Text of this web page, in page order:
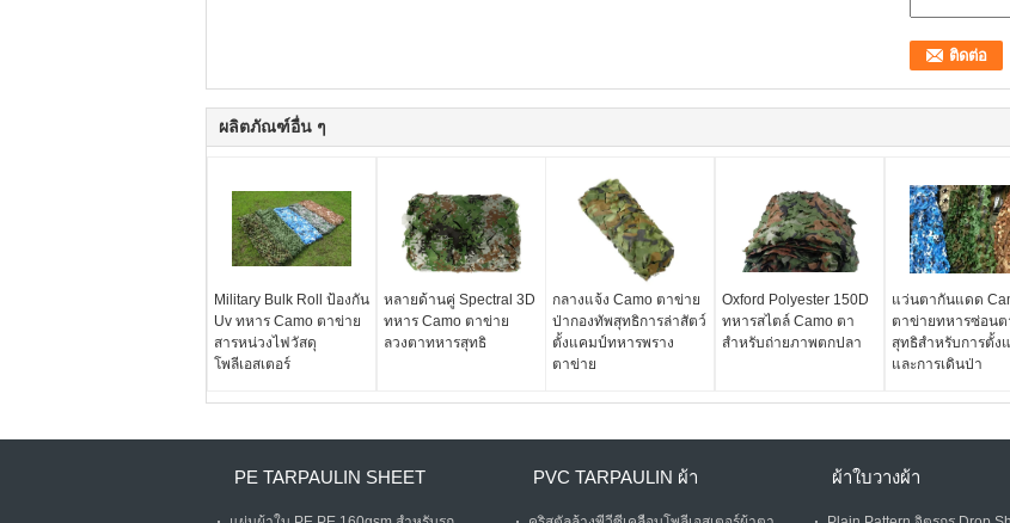
ผลิตภัณฑ์อื่น ๆ
Military Bulk Roll ป้องกัน
Uv ทหาร Camo ตาข่าย
สารหน่วงไฟวัสดุ
โพลีเอสเตอร์
หลายด้านคู่ Spectral 3D
ทหาร Camo ตาข่าย
ลวงตาทหารสุทธิ
กลางแจ้ง Camo ตาข่าย
ป่ากองทัพสุทธิการล่าสัตว์
ตั้งแคมป์ทหารพราง
ตาข่าย
Oxford Polyester 150D
ทหารสไตล์ Camo ตา
สำหรับถ่ายภาพตกปลา
แว่นตากันแดด
ตาข่ายทหารซ่อนต
สุทธิสำหรับการตั้ง
และการเดินป่า
PE TARPAULIN SHEET PVC TARPAULIN ผ้า ผ้าใบวางผ้า